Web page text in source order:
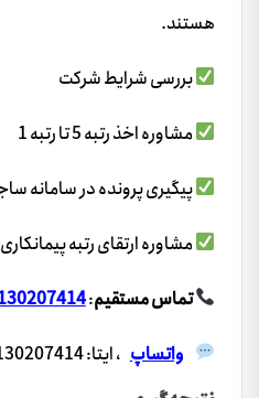
هستند.
بررسی شرایط شرکت
مشاوره اخذ رتبه 5 تا رتبه 1
پیگیری پرونده در سامانه
مشاوره ارتقای رتبه پیمانکاری
تماس مستقیم:
واتساپ، ایتا: 09130207414